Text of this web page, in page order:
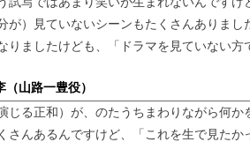
が）見ていないシーンもたくさんありま
りましたけども、「ドラマを見ていない
（山路一豊役）
じる正和）が、のたうちまわりながら何
さんあるんですけど、「これを生で見た